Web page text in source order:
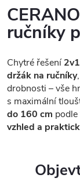
ručníky
Chytré řešení2v1
držák na ručníky
drobnosti – vše
s maximální
do 160 cm
vzhled a